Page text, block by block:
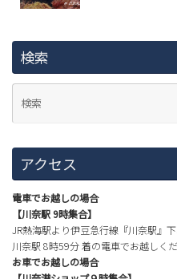
検索
アクセス
電車でお越しの場合
【川奈駅 9時集合】
JR熱海駅より伊豆急行線『川奈駅』
川奈駅 8時59分 着の電車でお越しくだ
お車でお越しの場合